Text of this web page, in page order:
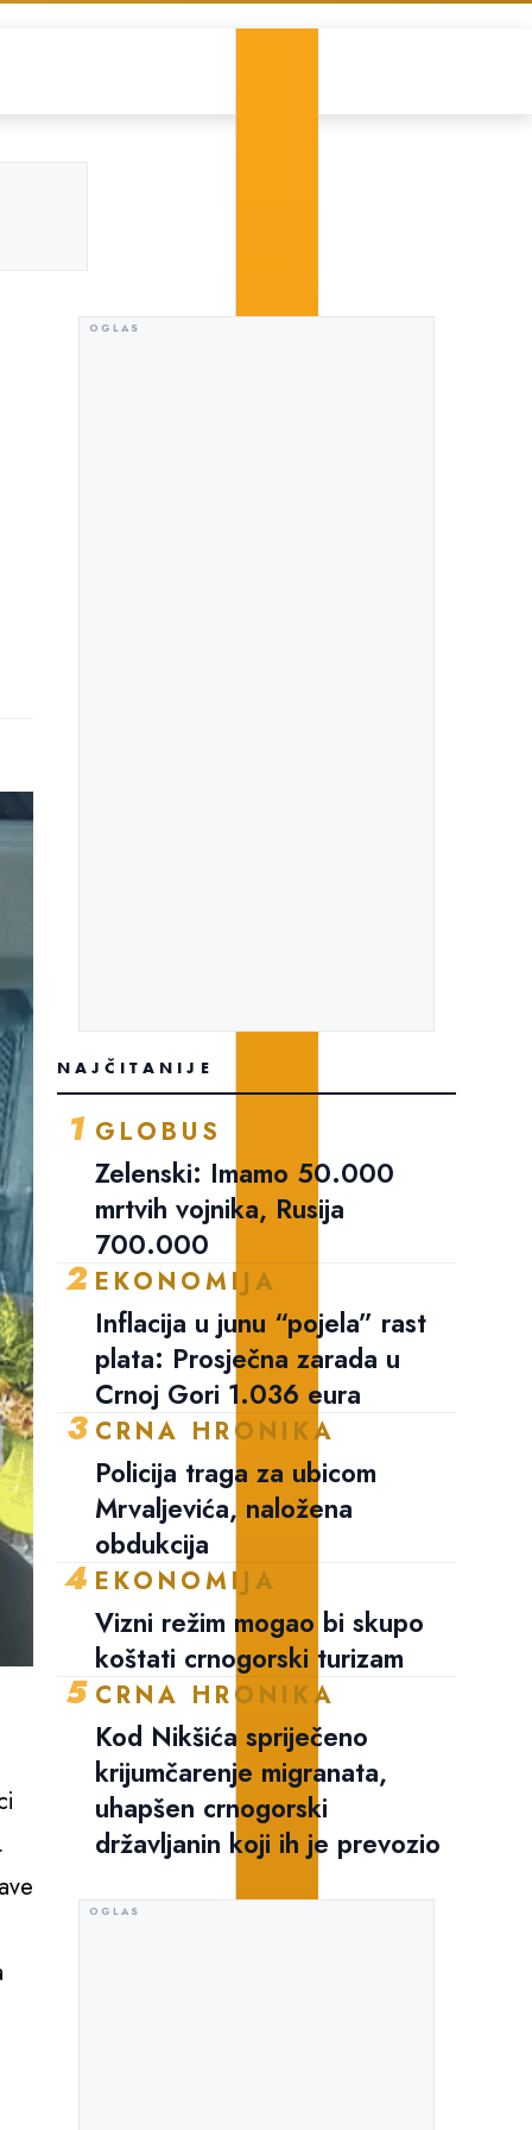
NAJČITANIJE
1 GLOBUS
Zelenski: Imamo 50.000
mrtvih vojnika, Rusija
700.000
2 EKONOMIJA
Inflacija u junu “pojela” rast
plata: Prosječna zarada u
Crnoj Gori 1.036 eura
3 CRNA HRONIKA
Policija traga za ubicom
Mrvaljevića, naložena
obdukcija
4 EKONOMIJA
Vizni režim mogao bi skupo
koštati crnogorski turizam
5 CRNA HRONIKA
Kod Nikšića spriječeno
krijumčarenje migranata,
uhapšen crnogorski
državljanin koji ih je prevozio